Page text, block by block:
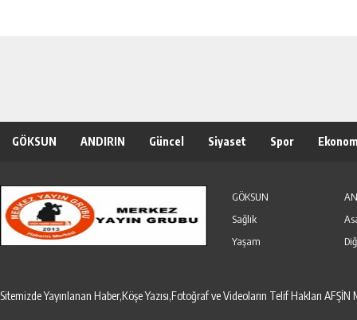
GÖKSUN ANDIRIN Güncel Siyaset Spor
GÖKSUN
Sağlık
Yaşam
Sitemizde Yayınlanan Haber,Köşe Yazısı,Fotoğraf ve Videoların Telif Hakları